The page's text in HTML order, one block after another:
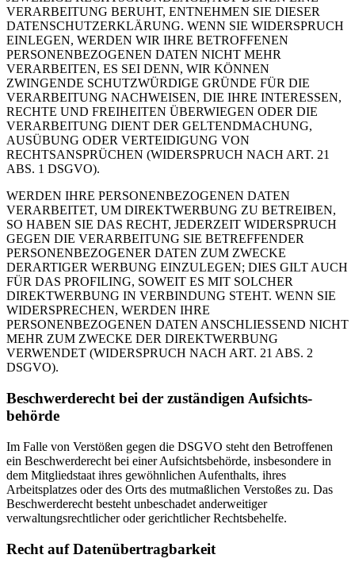
VERARBEITUNG BERUHT, ENTNEHMEN SIE DIESER
DATENSCHUTZERKLÄRUNG. WENN SIE WIDERSPRUCH
EINLEGEN, WERDEN WIR IHRE BETROFFENEN
PERSONENBEZOGENEN DATEN NICHT MEHR
VERARBEITEN, ES SEI DENN, WIR KÖNNEN
ZWINGENDE SCHUTZWÜRDIGE GRÜNDE FÜR DIE
VERARBEITUNG NACHWEISEN, DIE IHRE INTERESSEN,
RECHTE UND FREIHEITEN ÜBERWIEGEN ODER DIE
VERARBEITUNG DIENT DER GELTENDMACHUNG,
AUSÜBUNG ODER VERTEIDIGUNG VON
RECHTSANSPRÜCHEN (WIDERSPRUCH NACH ART. 21
ABS. 1 DSGVO).
WERDEN IHRE PERSONENBEZOGENEN DATEN
VERARBEITET, UM DIREKTWERBUNG ZU BETREIBEN,
SO HABEN SIE DAS RECHT, JEDERZEIT WIDERSPRUCH
GEGEN DIE VERARBEITUNG SIE BETREFFENDER
PERSONENBEZOGENER DATEN ZUM ZWECKE
DERARTIGER WERBUNG EINZULEGEN; DIES GILT AUCH
FÜR DAS PROFILING, SOWEIT ES MIT SOLCHER
DIREKTWERBUNG IN VERBINDUNG STEHT. WENN SIE
WIDERSPRECHEN, WERDEN IHRE
PERSONENBEZOGENEN DATEN ANSCHLIESSEND NICHT
MEHR ZUM ZWECKE DER DIREKTWERBUNG
VERWENDET (WIDERSPRUCH NACH ART. 21 ABS. 2
DSGVO).
Beschwerde­recht bei der zuständigen Aufsichts­
behörde
Im Falle von Verstößen gegen die DSGVO steht den Betroffenen
ein Beschwerderecht bei einer Aufsichtsbehörde, insbesondere in
dem Mitgliedstaat ihres gewöhnlichen Aufenthalts, ihres
Arbeitsplatzes oder des Orts des mutmaßlichen Verstoßes zu. Das
Beschwerderecht besteht unbeschadet anderweitiger
verwaltungsrechtlicher oder gerichtlicher Rechtsbehelfe.
Recht auf Daten­übertrag­barkeit